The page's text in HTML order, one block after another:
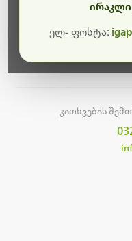
კითხვების
ელ- ფოსტა: